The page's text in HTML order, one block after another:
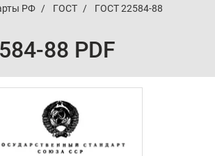
РФ ГОСТ ГОСТ 22584-88
88 PDF